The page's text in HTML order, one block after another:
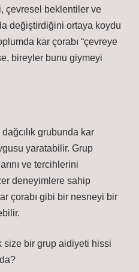
çevresel beklentiler ve
değiştirdiğini ortaya koydu
kar çorabı “çevreye
bireyler bunu giymeyi
grubunda kar
yaratabilir. Grup
ve tercihlerini
deneyimlere sahip
çorabı gibi bir nesneyi bir
size bir grup aidiyeti hissi